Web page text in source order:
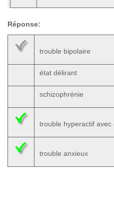
Réponse:
trouble bipolaire
état délirant
schizophrénie
trouble hyperactif avec
trouble anxieux